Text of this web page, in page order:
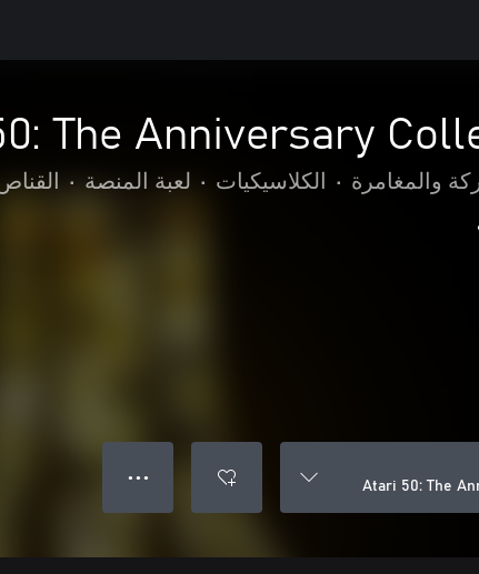
The Anniversary
والمغامرة • الكلاسيكيات • لعبة المنصة •
Atari 50: The
● ● ●